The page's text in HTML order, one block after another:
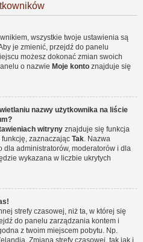
wszystkie twoje ustawienia są
je zmienić, przejdź do panelu
możesz dokonać zmian swoich
o nazwie Moje konto znajduje się
nazwy użytkownika na liście
witryny znajduje się funkcja
funkcję, zaznaczając Tak. Nazwa
administratorów, moderatorów i dla
wykazana w liczbie ukrytych
strefy czasowej, niż ta, w której się
do panelu zarządzania kontem i
z twoim miejscem pobytu. Np.
Zmiana strefy czasowej, tak jak i